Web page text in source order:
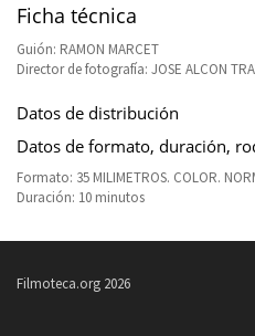
Ficha técnica
Guión: RAMON MARCET
Director de fotografía: JOSE ALCON
Datos de distribución
Datos de formato, duración,
Formato: 35 MILIMETROS. COLOR.
Duración: 10 minutos
Filmoteca.org 2026